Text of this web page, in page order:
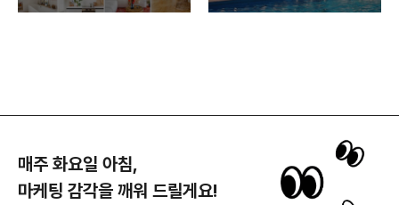
매주 화요일 아침,
마케팅 감각을 깨워 드릴게요!